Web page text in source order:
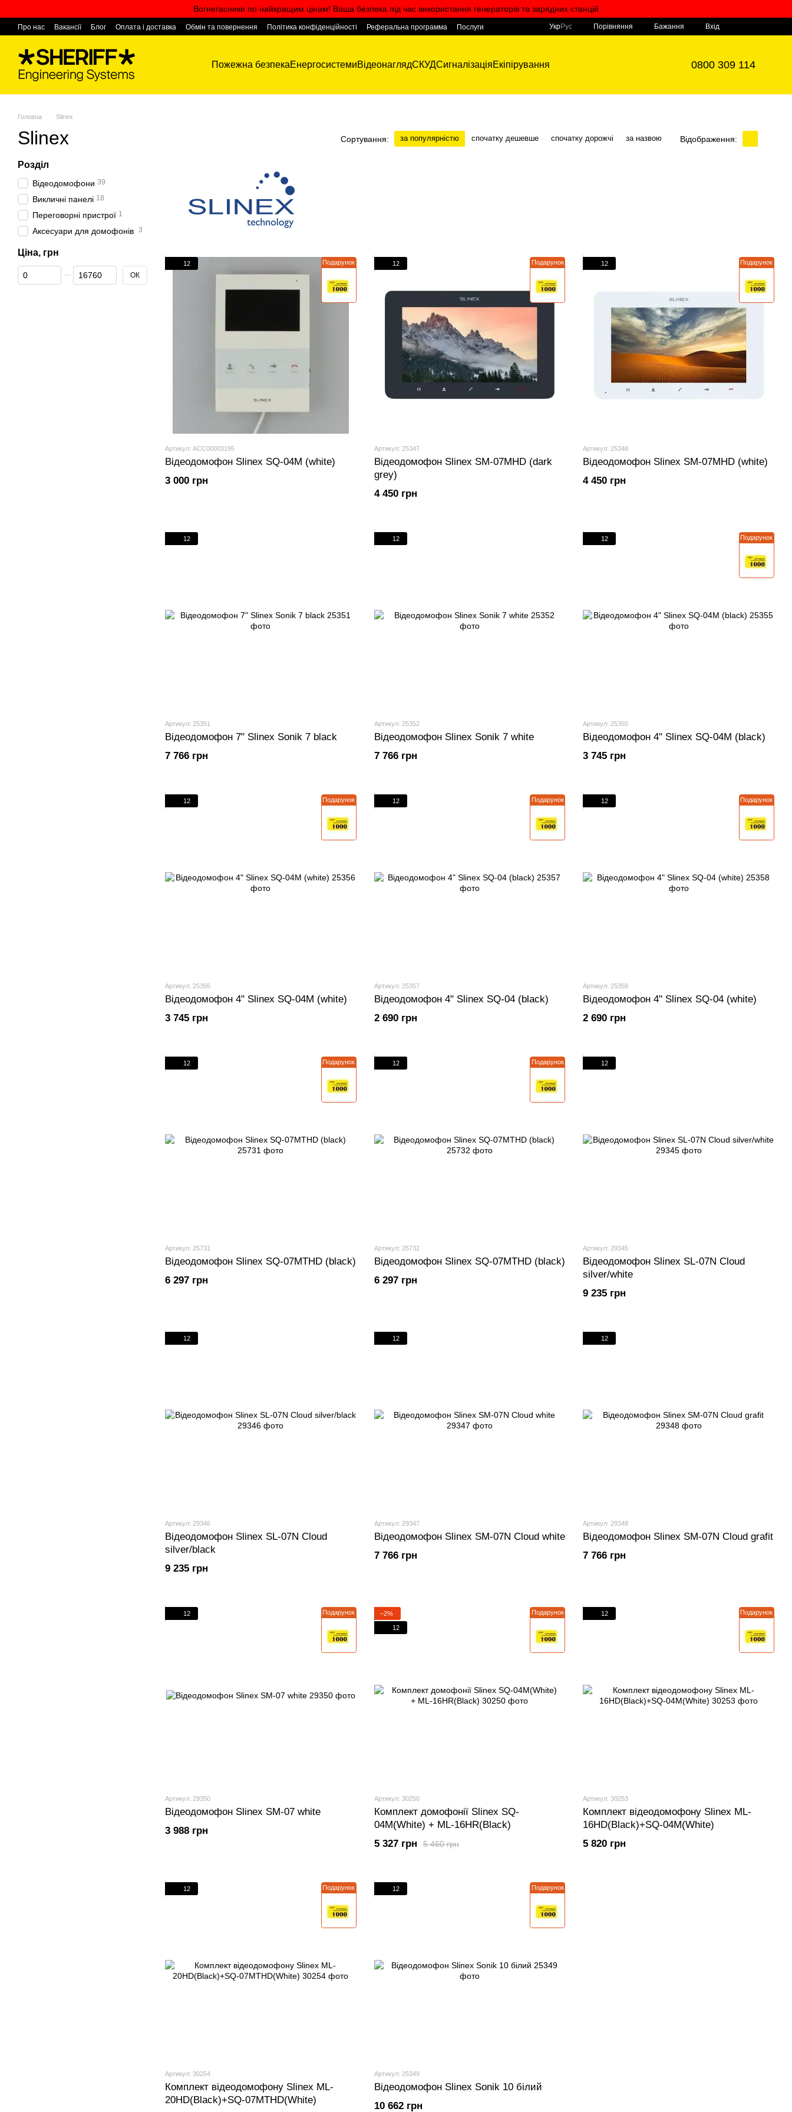
Вогнегасники по найкращим цінам! Ваша безпека під час використання генераторів та зарядних станцій
Про нас Вакансії Блог Оплата і доставка Обмін та повернення Політика конфіденційності Реферальна программа
Послуги
УкрРус Порівняння Бажання Вхід
Пожежна безпекаЕнергосистемиВідеонаглядСКУДСигналізаціяЕкіпірування 0800 309 114
Головна Slinex
Slinex Сортування: за популярністю спочатку дешевше спочатку дорожчі за назвою Відображення:
Подарунок
12
Артикул: ACC00003195
Відеодомофон Slinex SQ-04M (white)
3 000 грн
Подарунок
12
Артикул: 25347
Відеодомофон Slinex SM-07MHD (dark
grey)
4 450 грн
Подарунок
12
Артикул: 25348
Відеодомофон Slinex SM-07MHD (white)
4 450 грн
12
Артикул: 25351
Відеодомофон 7" Slinex Sonik 7 black
7 766 грн
12
Артикул: 25352
Відеодомофон Slinex Sonik 7 white
7 766 грн
Подарунок
12
Артикул: 25355
Відеодомофон 4" Slinex SQ-04M (black)
3 745 грн
Подарунок
12
Артикул: 25356
Відеодомофон 4" Slinex SQ-04M (white)
3 745 грн
Подарунок
12
Артикул: 25357
Відеодомофон 4" Slinex SQ-04 (black)
2 690 грн
Подарунок
12
Артикул: 25358
Відеодомофон 4" Slinex SQ-04 (white)
2 690 грн
Подарунок
12
Артикул: 25731
Відеодомофон Slinex SQ-07MTHD (black)
6 297 грн
Подарунок
12
Артикул: 25732
Відеодомофон Slinex SQ-07MTHD (black)
6 297 грн
12
Артикул: 29345
Відеодомофон Slinex SL-07N Cloud
silver/white
9 235 грн
12
Артикул: 29346
Відеодомофон Slinex SL-07N Cloud
silver/black
9 235 грн
12
Артикул: 29347
Відеодомофон Slinex SM-07N Cloud white
7 766 грн
12
Артикул: 29348
Відеодомофон Slinex SM-07N Cloud grafit
7 766 грн
Подарунок
12
Артикул: 29350
Відеодомофон Slinex SM-07 white
3 988 грн
Подарунок
−2%
12
Артикул: 30250
Комплект домофонії Slinex SQ-
04M(White) + ML-16НR(Black)
5 460 грн
5 327 грн
Подарунок
12
Артикул: 30253
Комплект відеодомофону Slinex ML-
16HD(Black)+SQ-04M(White)
5 820 грн
Подарунок
12
Артикул: 30254
Комплект відеодомофону Slinex ML-
20HD(Black)+SQ-07MTHD(White)
Подарунок
12
Артикул: 25349
Відеодомофон Slinex Sonik 10 білий
10 662 грн
Розділ
Відеодомофони 39
Викличні панелі 18
Переговорні пристрої 1
Аксесуари для домофонів 3
Ціна, грн
От Ціна, грн
До Ціна, грн ОК